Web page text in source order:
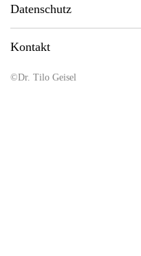
Datenschutz
Kontakt
©Dr. Tilo Geisel